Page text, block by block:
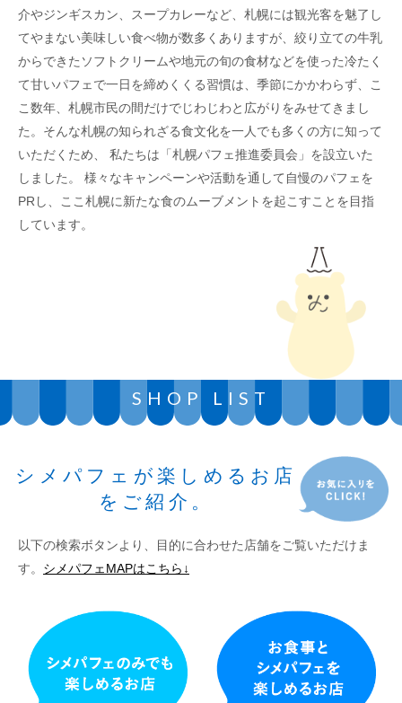
介やジンギスカン、スープカレーなど、札幌には観光客を魅了し
てやまない美味しい食べ物が数多くありますが、絞り立ての牛乳
からできたソフトクリームや地元の旬の食材などを使った冷たく
て甘いパフェで一日を締めくくる習慣は、季節にかかわらず、こ
こ数年、札幌市民の間だけでじわじわと広がりをみせてきまし
た。そんな札幌の知られざる食文化を一人でも多くの方に知って
いただくため、 私たちは「札幌パフェ推進委員会」を設立いた
しました。 様々なキャンペーンや活動を通して自慢のパフェを
PRし、ここ札幌に新たな食のムーブメントを起こすことを目指
しています。
SHOP LIST
シメパフェが楽しめるお店
をご紹介。
以下の検索ボタンより、目的に合わせた店舗をご覧いただけま
す。 シメパフェMAPはこちら↓